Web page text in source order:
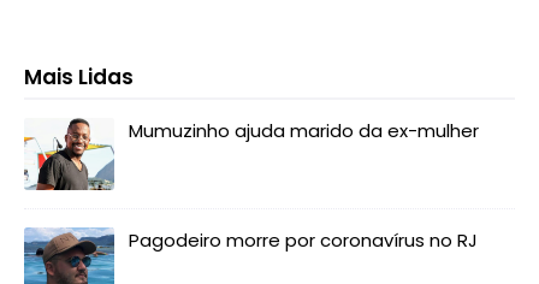
Mais Lidas
Mumuzinho ajuda marido da ex-mulher
Pagodeiro morre por coronavírus no RJ